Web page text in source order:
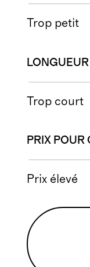
Trop petit
LONGUEUR
Trop court
PRIX POUR
Prix élevé